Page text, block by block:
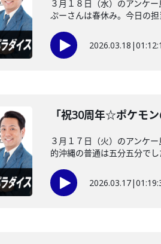
３月１８日（水）のアンケ
ぷーさんは春休み。今日の
2026.03.18 |
「祝30周年☆ポケモ
３月１７日（火）のアンケ
的沖縄の普通は五分五分で
2026.03.17|